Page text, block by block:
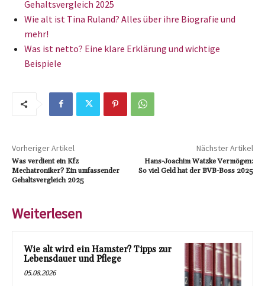
Gehaltsvergleich 2025
Wie alt ist Tina Ruland? Alles über ihre Biografie und
mehr!
Was ist netto? Eine klare Erklärung und wichtige
Beispiele
Vorheriger Artikel
Was verdient ein Kfz
Mechatroniker? Ein umfassender
Gehaltsvergleich 2025
Nächster Artikel
Hans-Joachim Watzke Vermögen:
So viel Geld hat der BVB-Boss 2025
Weiterlesen
Wie alt wird ein Hamster? Tipps zur
Lebensdauer und Pflege
05.08.2026